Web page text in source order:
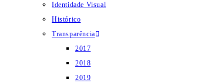
Identidade Visual
Histórico
Transparência
2017
2018
2019